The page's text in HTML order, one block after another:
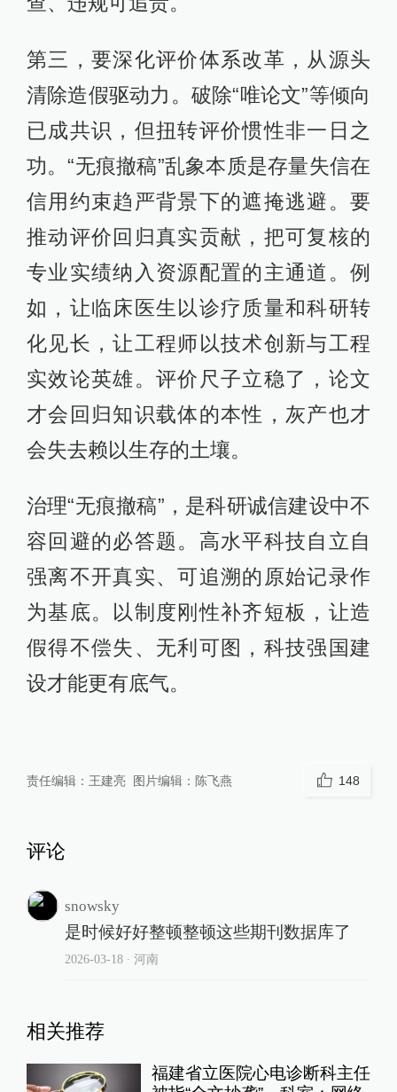
第三，要深化评价体系改革，从源头
清除造假驱动力。破除“唯论文”等倾向
已成共识，但扭转评价惯性非一日之
功。“无痕撤稿”乱象本质是存量失信在
信用约束趋严背景下的遮掩逃避。要
推动评价回归真实贡献，把可复核的
专业实绩纳入资源配置的主通道。例
如，让临床医生以诊疗质量和科研转
化见长，让工程师以技术创新与工程
实效论英雄。评价尺子立稳了，论文
才会回归知识载体的本性，灰产也才
会失去赖以生存的土壤。
治理“无痕撤稿”，是科研诚信建设中不
容回避的必答题。高水平科技自立自
强离不开真实、可追溯的原始记录作
为基底。以制度刚性补齐短板，让造
假得不偿失、无利可图，科技强国建
设才能更有底气。
责任编辑： 王建亮 图片编辑： 陈飞燕 148
评论
snowsky
是时候好好整顿整顿这些期刊数据库了
2026-03-18∙ 河南
相关推荐
福建省立医院心电诊断科主任